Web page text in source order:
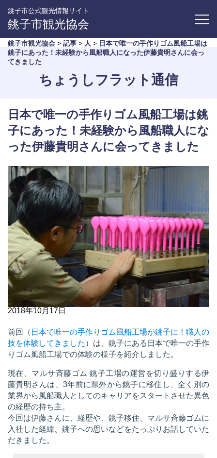
銚子市公式観光情報サイト
銚子市観光協会
銚子市観光協会 > 記事 > 人 > 日本で唯一の手作りゴム風船工場は
銚子にあった！未経験から風船職人になった伊藤貴明さんに会っ
てきました
ちょうしフラット通信
日本で唯一の手作りゴム風船工場は銚
子にあった！未経験から風船職人にな
った伊藤貴明さんに会ってきました
2018年10月17日
前回（ 日本で唯一の手作りゴム風船工場が銚子に！職人の
技を体験してきました ）は、銚子にある日本で唯一の手作
りゴム風船工場での体験の様子を紹介しました。
現在、マルサ斉藤ゴム 銚子工場の運営を切り盛りする伊
藤貴明さんは、3年前に県外から銚子に移住し、全く別の
業界から風船職人としてのキャリアをスタートさせた異色
の経歴の持ち主。
今回は伊藤さんに、経歴や、銚子移住、マルサ斉藤ゴムに
入社した経緯、銚子への思いなどをたっぷりお話していた
だきました。